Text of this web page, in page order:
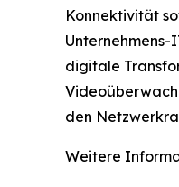
Konnektivität
digitale
den
Weitere